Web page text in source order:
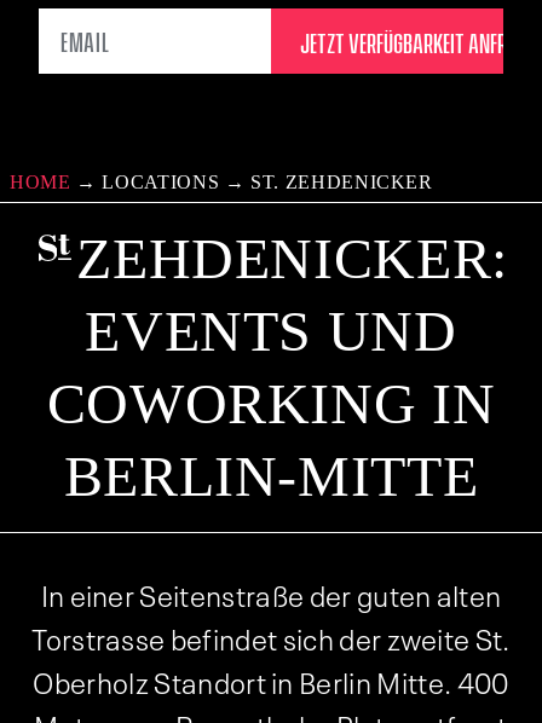
EMAIL
HOME →LOCATIONS → ST. ZEHDENICKER
ZEHDENICKER:
EVENTS UND
COWORKING IN
BERLIN-MITTE
In einer Seitenstraße der guten alten
Torstrasse befindet sich der zweite St.
Oberholz Standort in Berlin Mitte. 400